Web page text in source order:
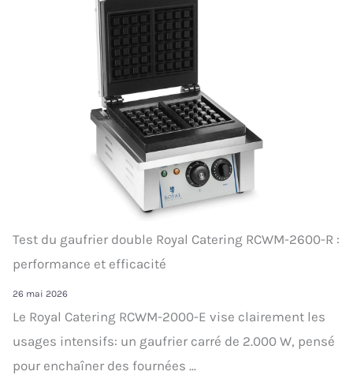
Test du gaufrier double Royal Catering RCWM-2600-R :
performance et efficacité
26 mai 2026
Le Royal Catering RCWM-2000-E vise clairement les
usages intensifs: un gaufrier carré de 2.000 W, pensé
pour enchaîner des fournées ...